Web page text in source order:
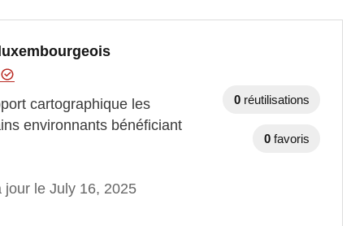
cartographique les
environnants bénéficiant
jour le July 16, 2025
0 réutilisations
0 favoris